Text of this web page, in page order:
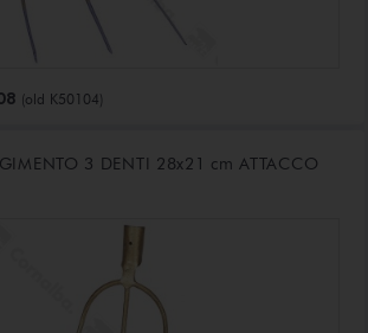
(old K50104)
3 DENTI 28x21 cm ATTACCO